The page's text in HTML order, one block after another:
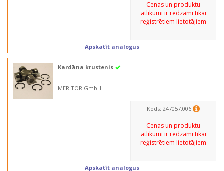
Cenas un produktu
atlikumi ir redzami tikai
reģistrētiem lietotājiem
Apskatīt analogus
Kardāna krustenis
MERITOR GmbH
Kods: 247057.006
Cenas un produktu
atlikumi ir redzami tikai
reģistrētiem lietotājiem
Apskatīt analogus